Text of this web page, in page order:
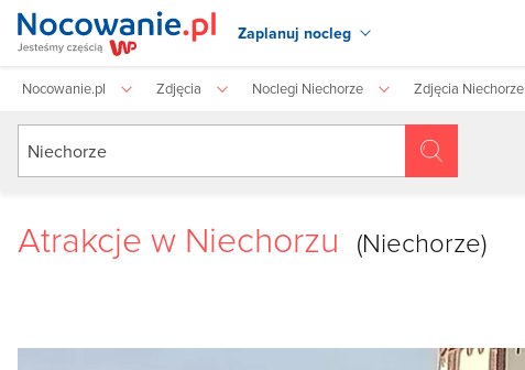
Zaplanuj nocleg
Nocowanie.pl Zdjęcia Noclegi Niechorze Zdjęcia Niechorze
Atrakcje w Niechorzu (Niechorze)